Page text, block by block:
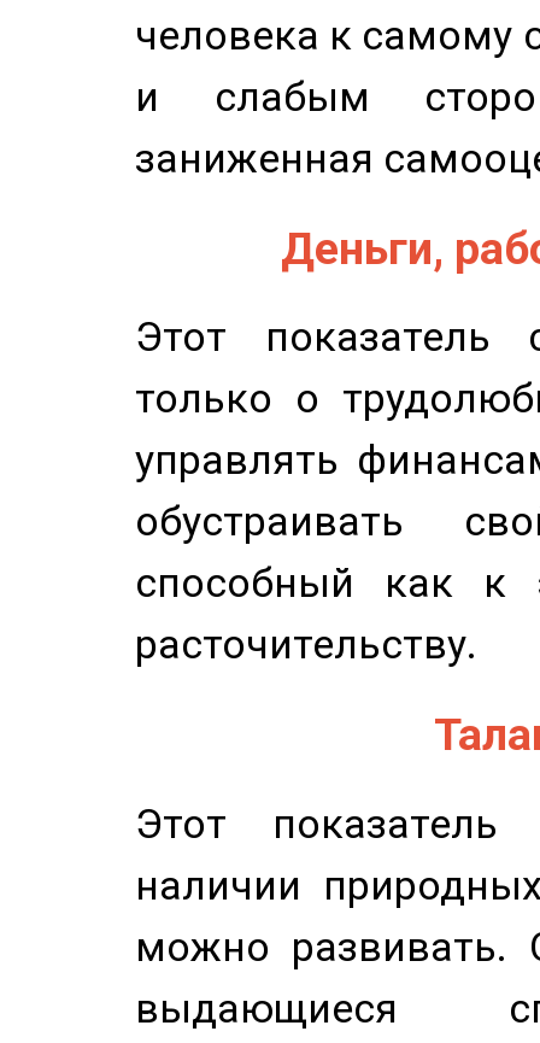
человека к самому
и слабым
заниженная
Деньги,
Этот показатель
только о
управлять
обустраивать
способный как к
расточительству.
Этот показатель
наличии
можно развивать.
выдающиеся